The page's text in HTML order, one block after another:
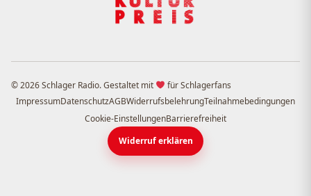
© 2026 Schlager Radio. Gestaltet mit
für Schlagerfans
ImpressumDatenschutzAGBWiderrufsbelehrungTeilnahmebedingungen
Cookie-EinstellungenBarrierefreiheit
Widerruf erklären